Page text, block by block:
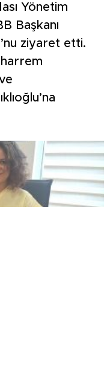
Yönetim
Başkanı
ziyaret etti.